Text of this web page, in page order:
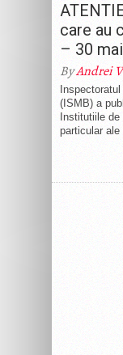
care au
– 30 mai
ByAndrei
(ISMB) a
Institutiile
particular